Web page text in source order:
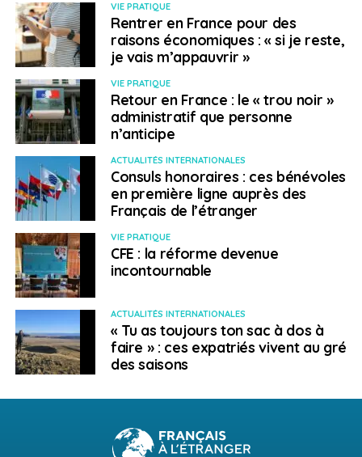
Trophée ESG-RSE , remis par Caroline Hondré
d’International SOS : CCI France Singapour;
Trophée Startup
French Foreign Trade Advisors : Platform.sh
(candidature portée par la CCI France USA, San
Francisco), plateforme d’hébergement qui aide
les professionnels à développer sites internet et
applications;
Trophée Entrepreneur français à l’étranger
remis par Bruno Narchal de La Place : Sii Poland
(candidature portée par la CCI France Pologne),
spécialisée en consulting et de services
spécialisée en technologie;
entreprises, remis par Éric Pavy de la Caisse
des Français à l’étranger : Ynsect (candidature
portée par la CCI France Pays-Bas et la CCI
recherche d’alternatives alimentaires et
France Inde), entreprise de consulting en
VIE PRATIQUE
Rentrer en France pour des
raisons économiques : « si je reste,
je vais m’appauvrir »
VIE PRATIQUE
Retour en France : le « trou noir »
administratif que personne
n’anticipe
ACTUALITÉS INTERNATIONALES
Consuls honoraires : ces bénévoles
en première ligne auprès des
Français de l’étranger
VIE PRATIQUE
CFE : la réforme devenue
incontournable
ACTUALITÉS INTERNATIONALES
« Tu as toujours ton sac à dos à
faire » : ces expatriés vivent au gré
des saisons